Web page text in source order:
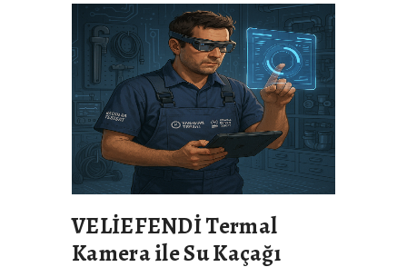
VELİEFENDİ Termal
Kamera ile Su Kaçağı